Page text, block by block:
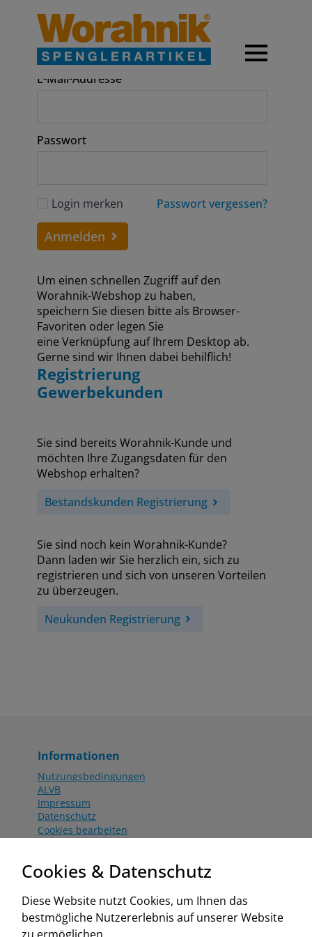
Anmeldung
E-Mail-Addresse
Passwort
Login merken Passwort vergessen?
Anmelden
Um einen schnellen Zugriff auf den
Worahnik-Webshop zu haben,
speichern Sie diesen bitte als Browser-
Favoriten oder legen Sie
eine Verknüpfung auf Ihrem Desktop ab.
Gerne sind wir Ihnen dabei behilflich!
Registrierung
Gewerbekunden
Sie sind bereits Worahnik-Kunde und
möchten Ihre Zugangsdaten für den
Webshop erhalten?
Bestandskunden Registrierung
Sie sind noch kein Worahnik-Kunde?
Dann laden wir Sie herzlich ein, sich zu
registrieren und sich von unseren Vorteilen
zu überzeugen.
Neukunden Registrierung
Informationen
Nutzungsbedingungen
ALVB
Impressum
Datenschutz
Cookies bearbeiten
Aktionsbedingungen
www.worahnik.at
Zentrale Köttlach
Cookies & Datenschutz
Diese Website nutzt Cookies, um Ihnen das
bestmögliche Nutzererlebnis auf unserer Website